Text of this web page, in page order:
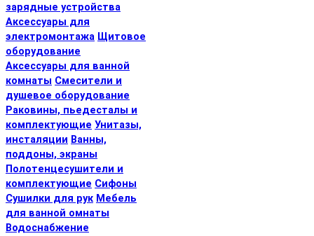
зарядные устройства
Аксессуары для
электромонтажа Щитовое
оборудование
Аксессуары для ванной
комнаты Смесители и
душевое оборудование
Раковины, пьедесталы и
комплектующие Унитазы,
инсталяции Ванны,
поддоны, экраны
Полотенцесушители и
комплектующие Сифоны
Сушилки для рук Мебель
для ванной омнаты
Водоснабжение